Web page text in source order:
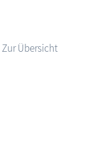
Zur Übersicht